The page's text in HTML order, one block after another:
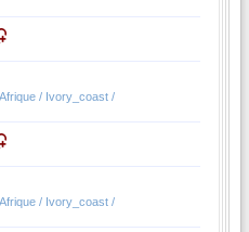
/ Ivory_coast /
/ Ivory_coast /